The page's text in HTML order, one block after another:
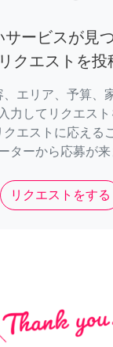
サービスが見
クエストを投
、エリア、予算、
力してリクエスト
クエストに応える
ターから応募が来
リクエストをする